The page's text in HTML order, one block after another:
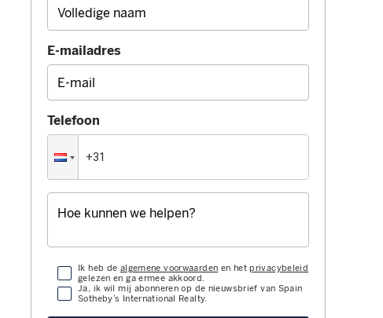
E-mailadres
Telefoon
Ik heb de algemene voorwaarden en hetprivacybeleid
gelezen en ga ermee akkoord.
Ja, ik wil mij abonneren op de nieuwsbrief van Spain
Sotheby’s International Realty.